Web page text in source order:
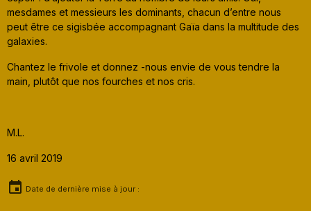
mesdames et messieurs les dominants, chacun d’entre nous
peut être ce sigisbée accompagnant Gaïa dans la multitude des
galaxies.
Chantez le frivole et donnez -nous envie de vous tendre la
main, plutôt que nos fourches et nos cris.
M.L.
16 avril 2019
Date de dernière mise à jour :